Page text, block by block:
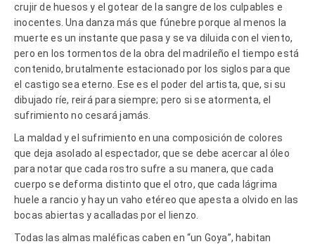
crujir de huesos y el gotear de la sangre de los culpables e
inocentes. Una danza más que fúnebre porque al menos la
muerte es un instante que pasa y se va diluida con el viento,
pero en los tormentos de la obra del madrileño el tiempo está
contenido, brutalmente estacionado por los siglos para que
el castigo sea eterno. Ese es el poder del artista, que, si su
dibujado ríe, reirá para siempre; pero si se atormenta, el
sufrimiento no cesará jamás.
La maldad y el sufrimiento en una composición de colores
que deja asolado al espectador, que se debe acercar al óleo
para notar que cada rostro sufre a su manera, que cada
cuerpo se deforma distinto que el otro, que cada lágrima
huele a rancio y hay un vaho etéreo que apesta a olvido en las
bocas abiertas y acalladas por el lienzo.
Todas las almas maléficas caben en “un Goya”, habitan